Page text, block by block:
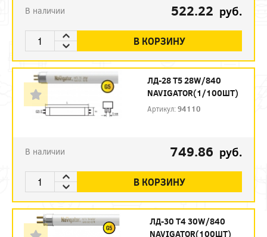
В наличии 522.22 руб.
В КОРЗИНУ
ЛД-28 Т5 28W/840
NAVIGATOR(1/100ШТ)
Артикул:94110
В наличии 749.86 руб.
В КОРЗИНУ
ЛД-30 Т4 30W/840
NAVIGATOR(100ШТ)